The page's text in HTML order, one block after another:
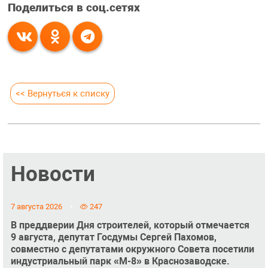
Поделиться в соц.сетях
<< Вернуться к списку
Новости
7 августа 2026 247
В преддверии Дня строителей, который отмечается
9 августа, депутат Госдумы Сергей Пахомов,
совместно с депутатами окружного Совета посетили
индустриальный парк «М-8» в Краснозаводске.